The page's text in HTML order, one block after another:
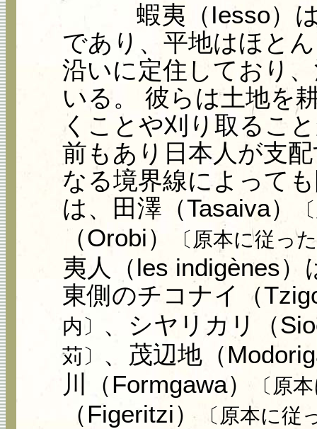
蝦夷（Iesso）は
であり、平地はほと
沿いに定住しており
いる。 彼らは土地を
くことや刈り取るこ
前もあり日本人が支
なる境界線によって
は、田澤（Tasaiva）
（Orobi） 〔原本に従っ
夷人（les indigènes
東側のチコナイ（
内〕 、シヤリカリ（
苅〕 、茂辺地（
川（Formgawa） 〔原
（Figeritzi） 〔原本に従